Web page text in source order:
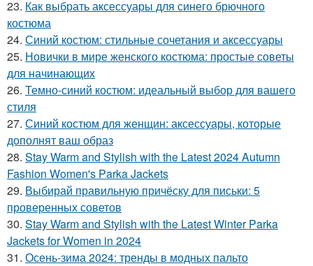
23. Как выбрать аксессуары для синего брючного
костюма
24. Синий костюм: стильные сочетания и аксессуары
25. Новички в мире женского костюма: простые советы
для начинающих
26. Темно-синий костюм: идеальный выбор для вашего
стиля
27. Синий костюм для женщин: аксессуары, которые
дополнят ваш образ
28. Stay Warm and Stylish with the Latest 2024 Autumn
Fashion Women's Parka Jackets
29. Выбирай правильную причёску для письки: 5
проверенных советов
30. Stay Warm and Stylish with the Latest Winter Parka
Jackets for Women in 2024
31. Осень-зима 2024: тренды в модных пальто